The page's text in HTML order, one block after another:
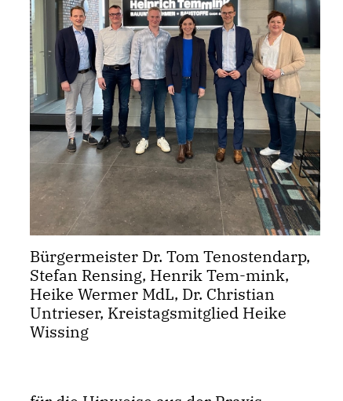
Bürgermeister Dr. Tom Tenostendarp,
Stefan Rensing, Henrik Tem-mink,
Heike Wermer MdL, Dr. Christian
Untrieser, Kreistagsmitglied Heike
Wissing